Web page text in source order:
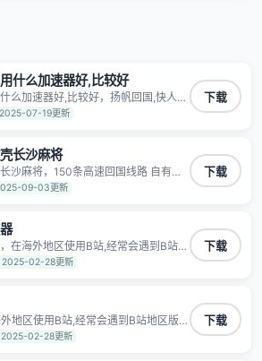
除限制，带你穿梭加速回国。目前已
户整体好评95%以上，一对一在线客
什么加速器好,比较好
么加速器好,比较好，扬帆回国,快人一
都在用的音乐视频回国加速器
Mac TV VIP 支持多种加速场景
爱奇艺、哔哩哔哩和优酷视频,在国外
2025-07-19更新
下载
长沙麻将
沙麻将，150条高速回国线路 自有高
册 一键连接 提供高速线路 应用内直
人一步 应用模式 App互不干扰 不间断
对数据进行窃取和监听
09-03更新
下载
在海外地区使用B站,经常会遇到B站地
屏蔽,缓冲卡顿等问题,使用我们的哔
可加速解决各类网络问题,一键网络
2025-02-28更新
下载
地区使用B站,经常会遇到B站地区版权
冲卡顿等问题,使用我们的哔哩哔哩
速解决各类网络问题,一键网络回国,
2025-02-28更新
下载